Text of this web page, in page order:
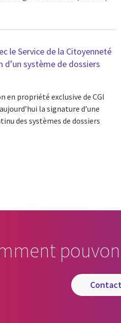
le Service de la Citoyenneté
système de dossiers
en propriété exclusive de CGI
la signature d’une
des systèmes de dossiers